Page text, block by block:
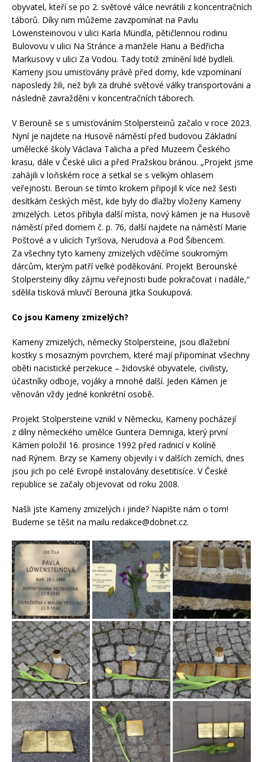
obyvatel, kteří se po 2. světové válce nevrátili z koncentračních
táborů. Díky nim můžeme zavzpomínat na Pavlu
Löwensteinovou v ulici Karla Mündla, pětičlennou rodinu
Bulovovu v ulici Na Stránce a manžele Hanu a Bedřicha
Markusovy v ulici Za Vodou. Tady totiž zmínění lidé bydleli.
Kameny jsou umisťovány právě před domy, kde vzpomínaní
naposledy žili, než byli za druhé světové války transportováni a
následně zavražděni v koncentračních táborech.
V Berouně se s umisťováním Stolpersteinů začalo v roce 2023.
Nyní je najdete na Husově náměstí před budovou Základní
umělecké školy Václava Talicha a před Muzeem Českého
krasu, dále v České ulici a před Pražskou bránou. „Projekt jsme
zahájili v loňském roce a setkal se s velkým ohlasem
veřejnosti. Beroun se tímto krokem připojil k více než šesti
desítkám českých měst, kde byly do dlažby vloženy Kameny
zmizelých. Letos přibyla další místa, nový kámen je na Husově
náměstí před domem č. p. 76, další najdete na náměstí Marie
Poštové a v ulicích Tyršova, Nerudova a Pod Šibencem.
Za všechny tyto kameny zmizelých vděčíme soukromým
dárcům, kterým patří velké poděkování. Projekt Berounské
Stolpersteiny díky zájmu veřejnosti bude pokračovat i nadále,“
sdělila tisková mluvčí Berouna Jitka Soukupová.
Co jsou Kameny zmizelých?
Kameny zmizelých, německy Stolpersteine, jsou dlažební
kostky s mosazným povrchem, které mají připomínat všechny
oběti nacistické perzekuce – židovské obyvatele, civilisty,
účastníky odboje, vojáky a mnohé další. Jeden Kámen je
věnován vždy jedné konkrétní osobě.
Projekt Stolpersteine vznikl v Německu, Kameny pocházejí
z dílny německého umělce Guntera Demniga, který první
Kámen položil 16. prosince 1992 před radnicí v Kolíně
nad Rýnem. Brzy se Kameny objevily i v dalších zemích, dnes
jsou jich po celé Evropě instalovány desetitisíce. V České
republice se začaly objevovat od roku 2008.
Našli jste Kameny zmizelých i jinde? Napište nám o tom!
Budeme se těšit na mailu redakce@dobnet.cz.